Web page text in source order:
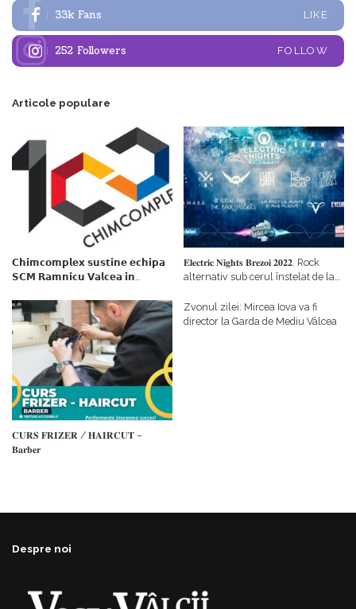
33k Fans LIKE
252 Followers FOLLOW
Articole populare
𝗖𝗵𝗶𝗺𝗰𝗼𝗺𝗽𝗹𝗲𝘅 𝘀𝘂𝘀𝘁𝗶𝗻𝗲 𝗲𝗰𝗵𝗶𝗽𝗮
𝗦𝗖𝗠 𝗥𝗮𝗺𝗻𝗶𝗰𝘂 𝗩𝗮𝗹𝗰𝗲𝗮 𝗶𝗻
𝗳𝗶𝗻𝗮𝗻𝘁𝗮𝘁𝗼𝗿
𝐄𝐥𝐞𝐜𝐭𝐫𝐢𝐜 𝐍𝐢𝐠𝐡𝐭𝐬 𝐁𝐫𝐞𝐳𝐨𝐢 𝟐𝟎𝟐𝟐. Rock
alternativ sub cerul înstelat de la
𝐂𝐔𝐑𝐒 𝐅𝐑𝐈𝐙𝐄𝐑 / 𝐇𝐀𝐈𝐑𝐂𝐔𝐓 –
𝐁𝐚𝐫𝐛𝐞𝐫
Zvonul zilei: Mircea Iova va fi
director la Garda de Mediu Vâlcea
Despre noi